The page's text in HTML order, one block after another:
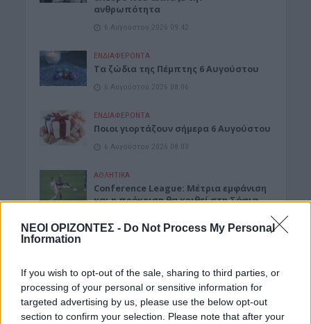
ΝΕΟΙ ΟΡΙΖΟΝΤΕΣ - Do Not Process My Personal
Information
If you wish to opt-out of the sale, sharing to third parties, or
processing of your personal or sensitive information for
targeted advertising by us, please use the below opt-out
section to confirm your selection. Please note that after your
ανθρωπότητα
6 Αυγούστου 2026 09:42
ΕΝΔΙΑΦΕΡΟΝΤΑ
Tα ζώδια της Πέμπτης 6 Αυγούστου
6 Αυγούστου 2026 08:06
ΕΝΔΙΑΦΕΡΟΝΤΑ
Ποιοι γιορτάζουν σήμερα 6 Αυγούστου
6 Αυγούστου 2026 08:03
ΑΘΛΗΤΙΚΑ
Conference League: Μέτρια εμφάνιση
και η πρόκριση θα κριθεί στη Σόφια
6 Αυγούστου 2026 08:00
«Φωτιά» στις τιμές του ελαιολάδου
βάζουν πυρκαγιές, καύσωνας και
ξηρασία
5 Αυγούστου 2026 23:03